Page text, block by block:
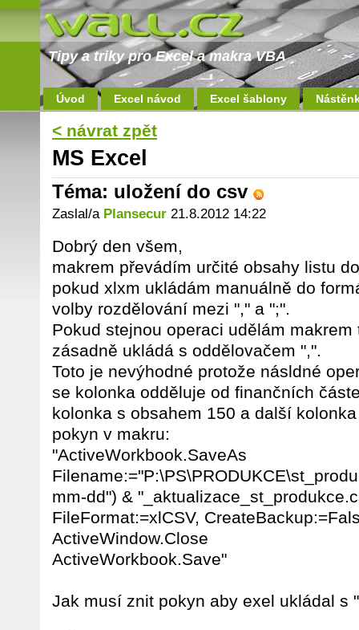
Tipy a triky pro Excel a makra VBA
Úvod Excel návod Excel šablony
< návrat zpět
MS Excel
Téma: uložení do csv
Zaslal/a Plansecur 21.8.2012 14:22
Dobrý den všem,
makrem převádím určité obsahy listu
pokud xlxm ukládám manuálně do
volby rozdělování mezi "," a ";".
Pokud stejnou operaci udělám
zásadně ukládá s oddělovačem ",".
Toto je nevýhodné protože násldné
se kolonka odděluje od finančních
kolonka s obsahem 150 a další
pokyn v makru:
"ActiveWorkbook.SaveAs
mm-dd") &
FileFormat:=xlCSV,
ActiveWindow.Close
ActiveWorkbook.Save"
Jak musí znit pokyn aby exel ukládal s